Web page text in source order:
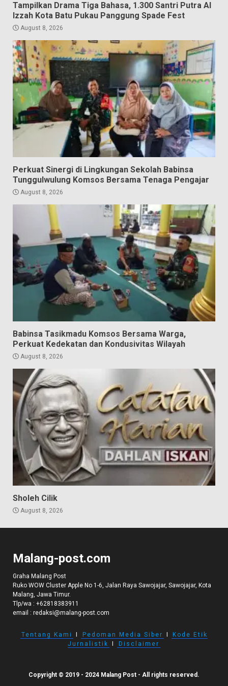
Tampilkan Drama Tiga Bahasa, 1.300 Santri Putra Al
Izzah Kota Batu Pukau Panggung Spade Fest
August 8, 2026
Perkuat Sinergi di Lingkungan Sekolah Babinsa
Tunggulwulung Komsos Bersama Tenaga Pengajar
August 8, 2026
Babinsa Tasikmadu Komsos Bersama Warga,
Perkuat Kedekatan dan Kondusivitas Wilayah
August 8, 2026
Sholeh Cilik
August 8, 2026
Malang-post.com
Graha Malang Post
Ruko WOW Cluster Apple No 1-6, Jalan Raya Sawojajar, Sawojajar, Kota
Malang, Jawa Timur.
Tlp/wa : +62818383911
email : redaksi@malang-post.com
Tentang Kami Pedoman Media Siber
Kode Etik
Jurnalistik
Disclaimer
Copyright © 2019 - 2024 Malang Post - All rights reserved.